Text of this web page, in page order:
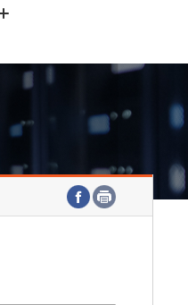
연구원 고객헌장
주요업무연락처